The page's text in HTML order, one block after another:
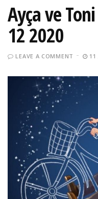
Ayça ve
12 2020
LEAVE A COMMENT 11